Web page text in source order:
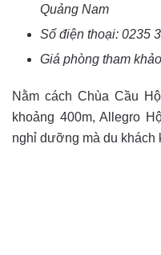
Quảng Nam
Số điện thoại: 0235
Giá phòng tham
Nằm cách Chùa Cầu
khoảng 400m, Allegro
nghỉ dưỡng mà du khách